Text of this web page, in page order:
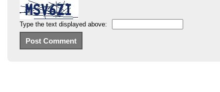
Type the text displayed above: